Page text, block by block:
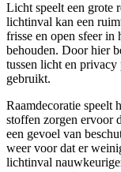
Licht speelt een grote
lichtinval kan een
frisse en open sfeer
behouden. Door hier
tussen licht en privacy
gebruikt.
Raamdecoratie speelt
stoffen zorgen ervoor
een gevoel van
weer voor dat er
lichtinval